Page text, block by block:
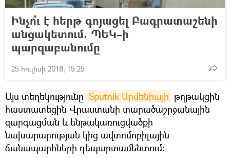
Ինչո՞ւ է հերթ գոյացել Բագրատաշենի
անցակետում. ՊԵԿ–ի
պարզաբանումը
25 հուլիսի 2018, 15:25
Այս տեղեկությունը Sputnik Արմենիայի թղթակցին
հաստատեցին Վրաստանի տարածաշրջանային
զարգացման և ենթակառուցվածքի
նախարարության կից ավտոմոբիլային
ճանապարհների դեպարտամենտում։